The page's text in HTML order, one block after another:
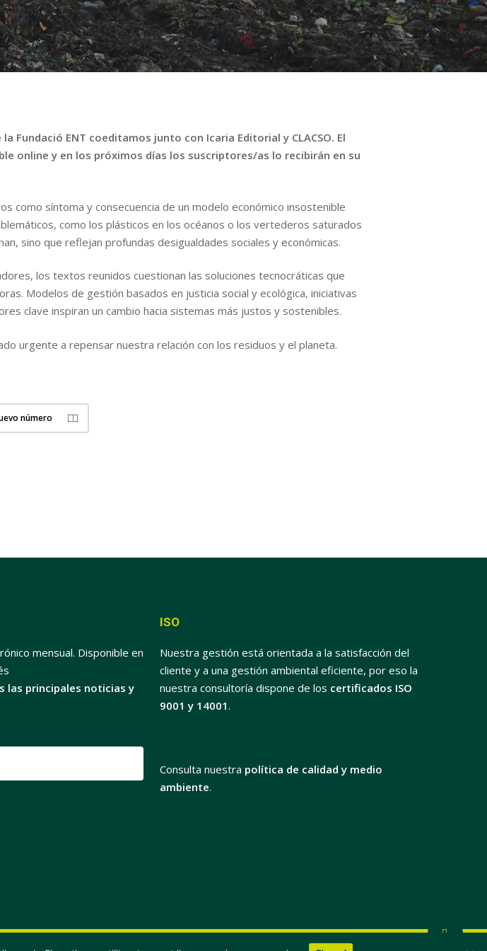
la Fundació ENT coeditamos junto con Icaria Editorial y CLACSO. El
online y en los próximos días los suscriptores/as lo recibirán en su
como síntoma y consecuencia de un modelo económico insostenible
como los plásticos en los océanos o los vertederos saturados
sino que reflejan profundas desigualdades sociales y económicas.
los textos reunidos cuestionan las soluciones tecnocráticas que
Modelos de gestión basados en justicia social y ecológica, iniciativas
clave inspiran un cambio hacia sistemas más justos y sostenibles.
urgente a repensar nuestra relación con los residuos y el planeta.
número
mensual. Disponible en
las principales noticias y
ISO
Nuestra gestión está orientada a la satisfacción del
cliente y a una gestión ambiental eficiente, por eso la
nuestra consultoría dispone de los certificados ISO
9001 y 14001.
Consulta nuestra política de calidad y medio
ambiente.